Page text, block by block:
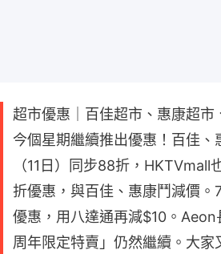
超市優惠｜百佳超市、惠康超
今個星期繼續推出優惠！百佳、
（11日）同步88折，HKTVmall
折優惠，與百佳、惠康鬥減價
優惠，用八達通再減$10。
周年限定特賣」仍然繼續。大家